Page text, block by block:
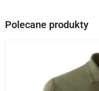
Polecane produkty